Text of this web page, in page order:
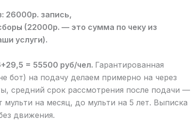
26000р. запись,
(22000р. — это сумма по чеку из
услуги).
= 55500 руб/чел. Гарантированная
бот) на подачу делаем примерно на через
средний срок рассмотрения после подачи —
мульти на месяц, до мульти на 5 лет. Выписка
движения.